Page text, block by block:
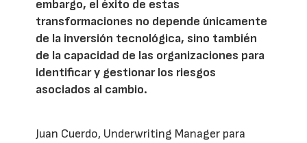
embargo, el éxito de estas
transformaciones no depende únicamente
de la inversión tecnológica, sino también
de la capacidad de las organizaciones para
identificar y gestionar los riesgos
asociados al cambio.
Juan Cuerdo, Underwriting Manager para